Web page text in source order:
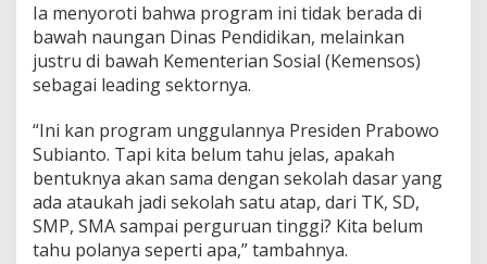
Ia menyoroti bahwa program ini tidak berada di
bawah naungan Dinas Pendidikan, melainkan
justru di bawah Kementerian Sosial (Kemensos)
sebagai leading sektornya.
“Ini kan program unggulannya Presiden Prabowo
Subianto. Tapi kita belum tahu jelas, apakah
bentuknya akan sama dengan sekolah dasar yang
ada ataukah jadi sekolah satu atap, dari TK, SD,
SMP, SMA sampai perguruan tinggi? Kita belum
tahu polanya seperti apa,” tambahnya.